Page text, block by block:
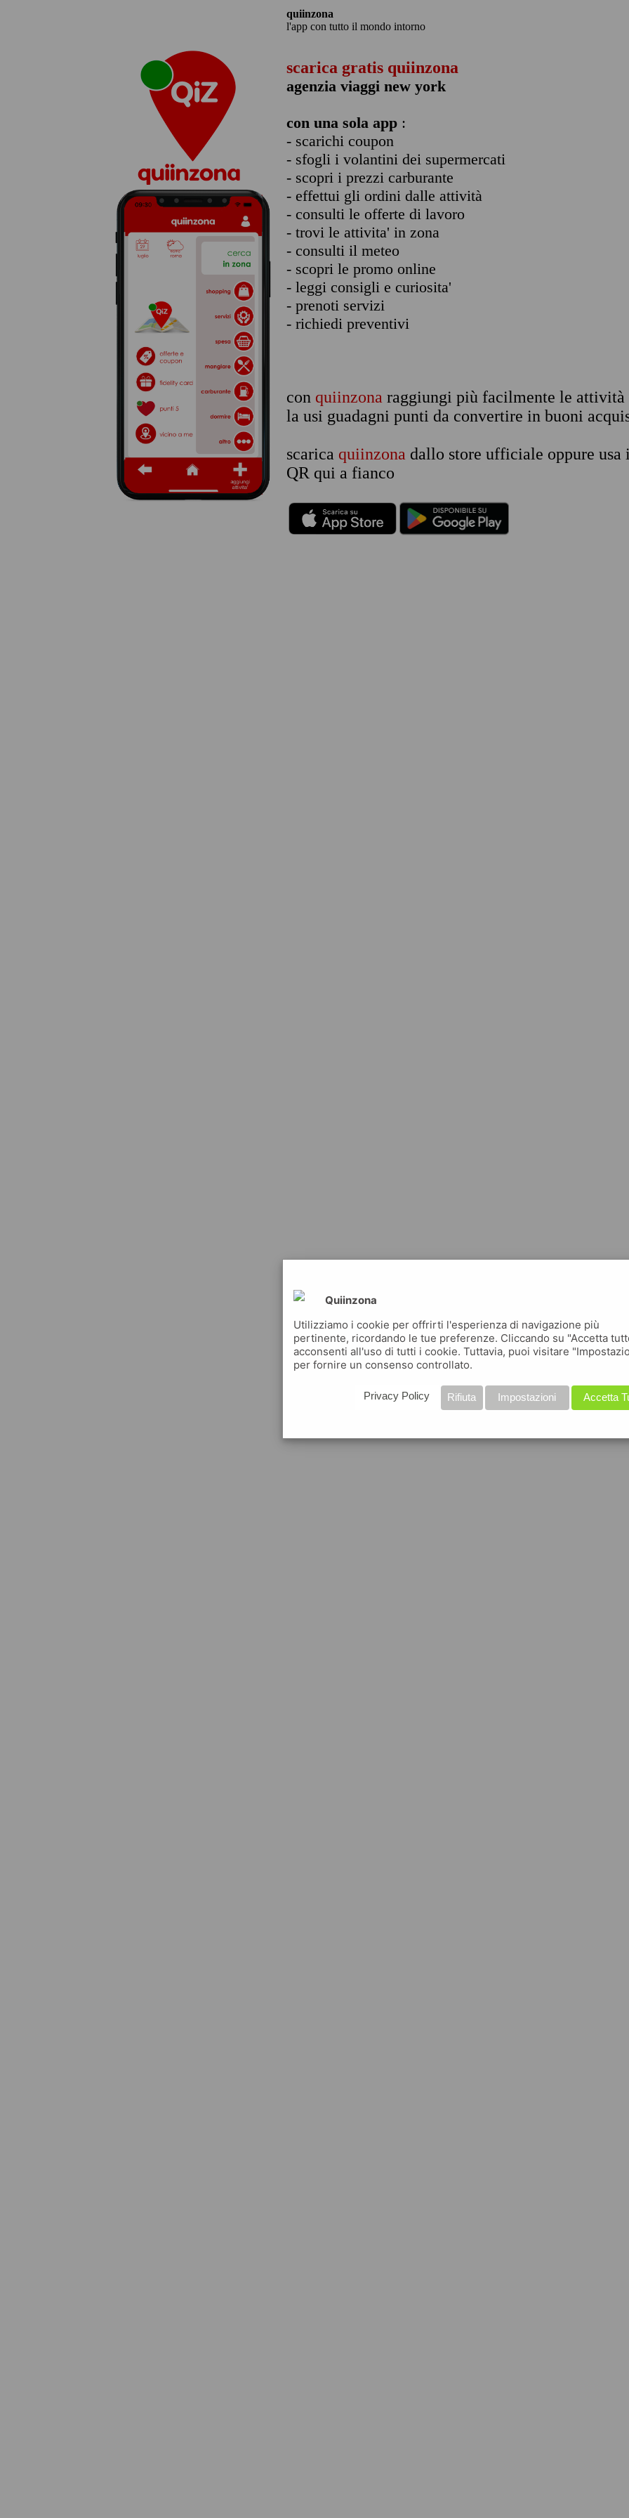
quiinzona
l'app con tutto il mondo intorno
scarica gratis quiinzona
agenzia viaggi new york
con una sola app :
- scarichi coupon
- sfogli i volantini dei supermercati
- scopri i prezzi carburante
- effettui gli ordini dalle attività
- consulti le offerte di lavoro
- trovi le attivita' in zona
- consulti il meteo
- scopri le promo online
- leggi consigli e curiosita'
- prenoti servizi
- richiedi preventivi
con quiinzona raggiungi più facilmente le attività
la usi guadagni punti da convertire in buoni
scarica quiinzona dallo store ufficiale oppure usa
QR qui a fianco
Quiinzona
Utilizziamo i cookie per offrirti l'esperienza di navigazione più
pertinente, ricordando le tue preferenze. Cliccando su "Accetta
acconsenti all'uso di tutti i cookie. Tuttavia, puoi visitare
per fornire un consenso controllato.
Accetta
Impostazioni
Rifiuta
Privacy Policy